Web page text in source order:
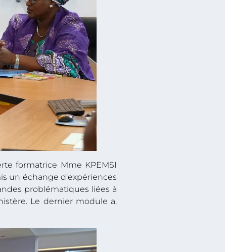
formatrice Mme KPEMSI
un échange d’expériences
problématiques liées à
Le dernier module a,